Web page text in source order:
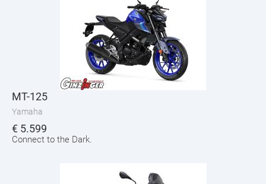
MT-125
Yamaha
€ 5.599
Connect to the Dark.